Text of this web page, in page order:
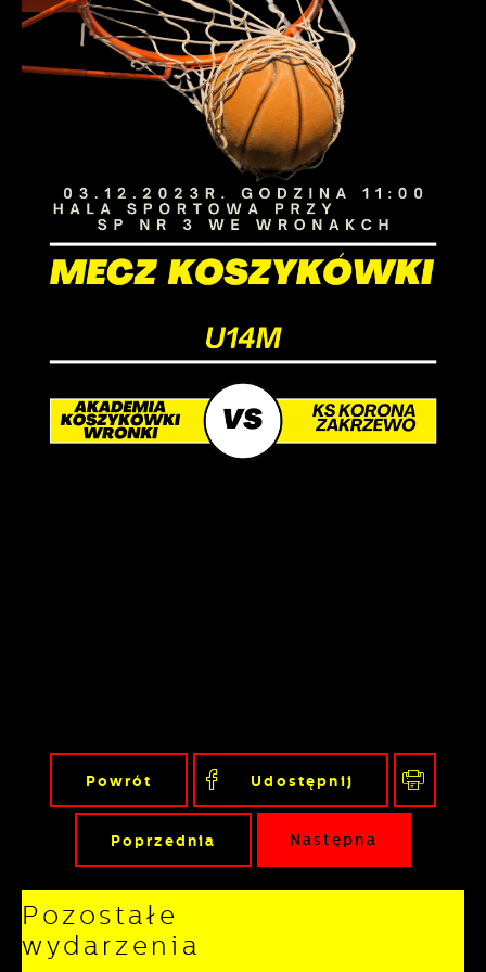
Powrót Udostępnij
Poprzednia Następna
Pozostałe
wydarzenia